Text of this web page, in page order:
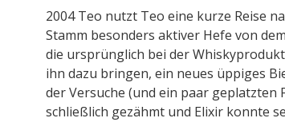
2004 Teo nutzt Teo eine kurze Reise
Stamm besonders aktiver Hefe von
die ursprünglich bei der
ihn dazu bringen, ein neues üppiges
der Versuche (und ein paar geplatzten
schließlich gezähmt und Elixir konnte